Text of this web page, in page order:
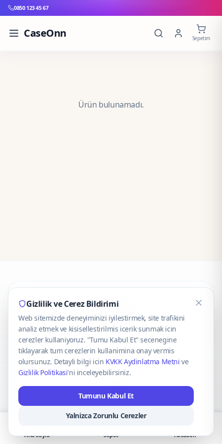
0850 123 45 67
CaseOnn Sepetim
Ürün bulunamadı.
CaseOnn
© 2025 CaseOnn. Tüm hakları saklıdır.
VISA Mastercard
Gizlilik ve Cerez Bildirimi
Web sitemizde deneyiminizi iyilestirmek, site trafikini
analiz etmek ve kisisellestirilmis icerik sunmak icin
cerezler kullaniyoruz. "Tumu Kabul Et" secenegine
tiklayarak tum cerezlerin kullanimina onay vermis
olursunuz. Detayli bilgi icin KVKK Aydinlatma Metni ve
Gizlilik Politikasi'ni inceleyebilirsiniz.
Tumunu Kabul Et
Yalnizca Zorunlu Cerezler
Ana Sayfa Sepet Hesabım